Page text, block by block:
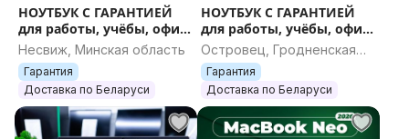
НОУТБУК С ГАРАНТИЕЙ
для работы, учёбы, офиса
и игр
Несвиж, Минская область
Гарантия
Доставка по Беларуси
НОУТБУК С ГАРАНТИЕЙ
для работы, учёбы, офиса
и игр
Островец, Гродненская
область
Гарантия
Доставка по Беларуси